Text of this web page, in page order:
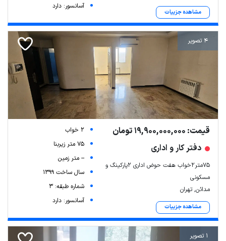
مشاهده جزییات
آسانسور: دارد
4 تصویر
قیمت: 19,900,000,000 تومان
دفتر کار و اداری
75متر2خواب هفت حوض اداری 2پارکینگ و
مسکونی
مدائن, تهران
مشاهده جزییات
2 خواب
75 متر زیربنا
-- متر زمین
سال ساخت 1399
شماره طبقه: 3
آسانسور: دارد
1 تصویر